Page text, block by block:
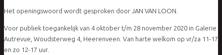
Het openingswoord wordt gesproken door JAN VAN LOON.
Voor publiek toegankelijk van 4 oktober t/m 28 november 2020 in Galerie
Autrevue, Woudsterweg 4, Heerenveen. Van harte welkom op vr/za 11-17
en zo 12-17 uur.